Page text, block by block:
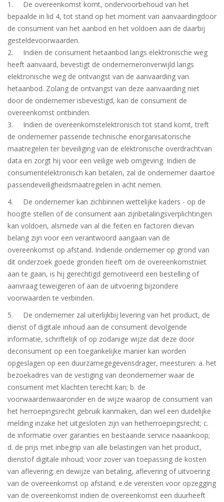
1. De overeenkomst komt, ondervoorbehoud van het
bepaalde in lid 4, tot stand op het moment van aanvaardingdoor
de consument van het aanbod en het voldoen aan de daarbij
gesteldevoorwaarden.
2. Indien de consument hetaanbod langs elektronische weg
heeft aanvaard, bevestigt de ondernemeronverwijld langs
elektronische weg de ontvangst van de aanvaarding van
hetaanbod. Zolang de ontvangst van deze aanvaarding niet
door de ondernemer isbevestigd, kan de consument de
overeenkomst ontbinden.
3. Indien de overeenkomstelektronisch tot stand komt, treft
de ondernemer passende technische enorganisatorische
maatregelen ter beveiliging van de elektronische overdrachtvan
data en zorgt hij voor een veilige web omgeving. Indien de
consumentelektronisch kan betalen, zal de ondernemer daartoe
passendeveiligheidsmaatregelen in acht nemen.
4. De ondernemer kan zichbinnen wettelijke kaders - op de
hoogte stellen of de consument aan zijnbetalingsverplichtingen
kan voldoen, alsmede van al die feiten en factoren dievan
belang zijn voor een verantwoord aangaan van de
overeenkomst op afstand. Indiende ondernemer op grond van
dit onderzoek goede gronden heeft om de overeenkomstniet
aan te gaan, is hij gerechtigd gemotiveerd een bestelling of
aanvraag teweigeren of aan de uitvoering bijzondere
voorwaarden te verbinden.
5. De ondernemer zal uiterlijkbij levering van het product, de
dienst of digitale inhoud aan de consument devolgende
informatie, schriftelijk of op zodanige wijze dat deze door
deconsument op een toegankelijke manier kan worden
opgeslagen op een duurzamegegevensdrager, meesturen: a. het
bezoekadres van de vestiging van deondernemer waar de
consument met klachten terecht kan; b. de
voorwaardenwaaronder en de wijze waarop de consument van
het herroepingsrecht gebruik kanmaken, dan wel een duidelijke
melding inzake het uitgesloten zijn van hetherroepingsrecht; c.
de informatie over garanties en bestaande service naaankoop;
d. de prijs met inbegrip van alle belastingen van het product,
dienstof digitale inhoud; voor zover van toepassing de kosten
van aflevering; en dewijze van betaling, aflevering of uitvoering
van de overeenkomst op afstand; e.de vereisten voor opzegging
van de overeenkomst indien de overeenkomst een duurheeft